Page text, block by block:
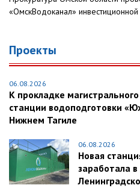
«ОмскВодоканал»
Проекты
06.08.2026
К прокладке
станции водоподготовки
Нижнем Тагиле
06.08.2026
Новая
заработала